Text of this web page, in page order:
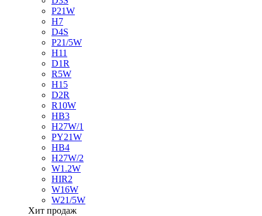
P21W
H7
D4S
P21/5W
H11
D1R
R5W
H15
D2R
R10W
HB3
H27W/1
PY21W
HB4
H27W/2
W1.2W
HIR2
W16W
W21/5W
Хит продаж